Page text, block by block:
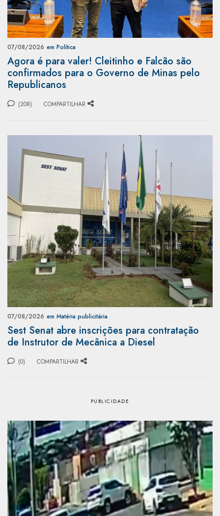
07/08/2026 em Política
Agora é para valer! Cleitinho e Falcão são
confirmados para o Governo de Minas pelo
Republicanos
(208) COMPARTILHAR
07/08/2026 em Matéria publicitária
Sest Senat abre inscrições para contratação
de Instrutor de Mecânica a Diesel
(0) COMPARTILHAR